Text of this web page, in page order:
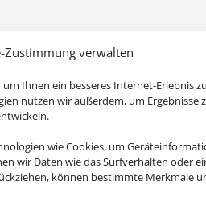
Zustimmung verwalten
Ihnen ein besseres Internet-Erlebnis
nutzen wir außerdem, um
wie Cookies, um
wir Daten wie das Surfverhalten oder
können bestimmte Merkmale